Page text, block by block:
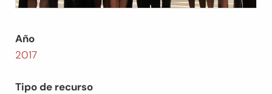
Año
2017
Tipo de recurso